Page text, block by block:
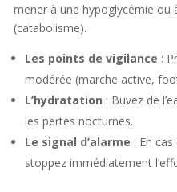
mener à une hypoglycémie ou
(catabolisme).
Les points de vigilance :
modérée (marche active,
L’hydratation : Buvez de
les pertes nocturnes.
Le signal d’alarme : En
stoppez immédiatement